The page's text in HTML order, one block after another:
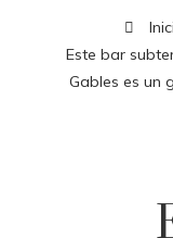
Este bar
Gables es un